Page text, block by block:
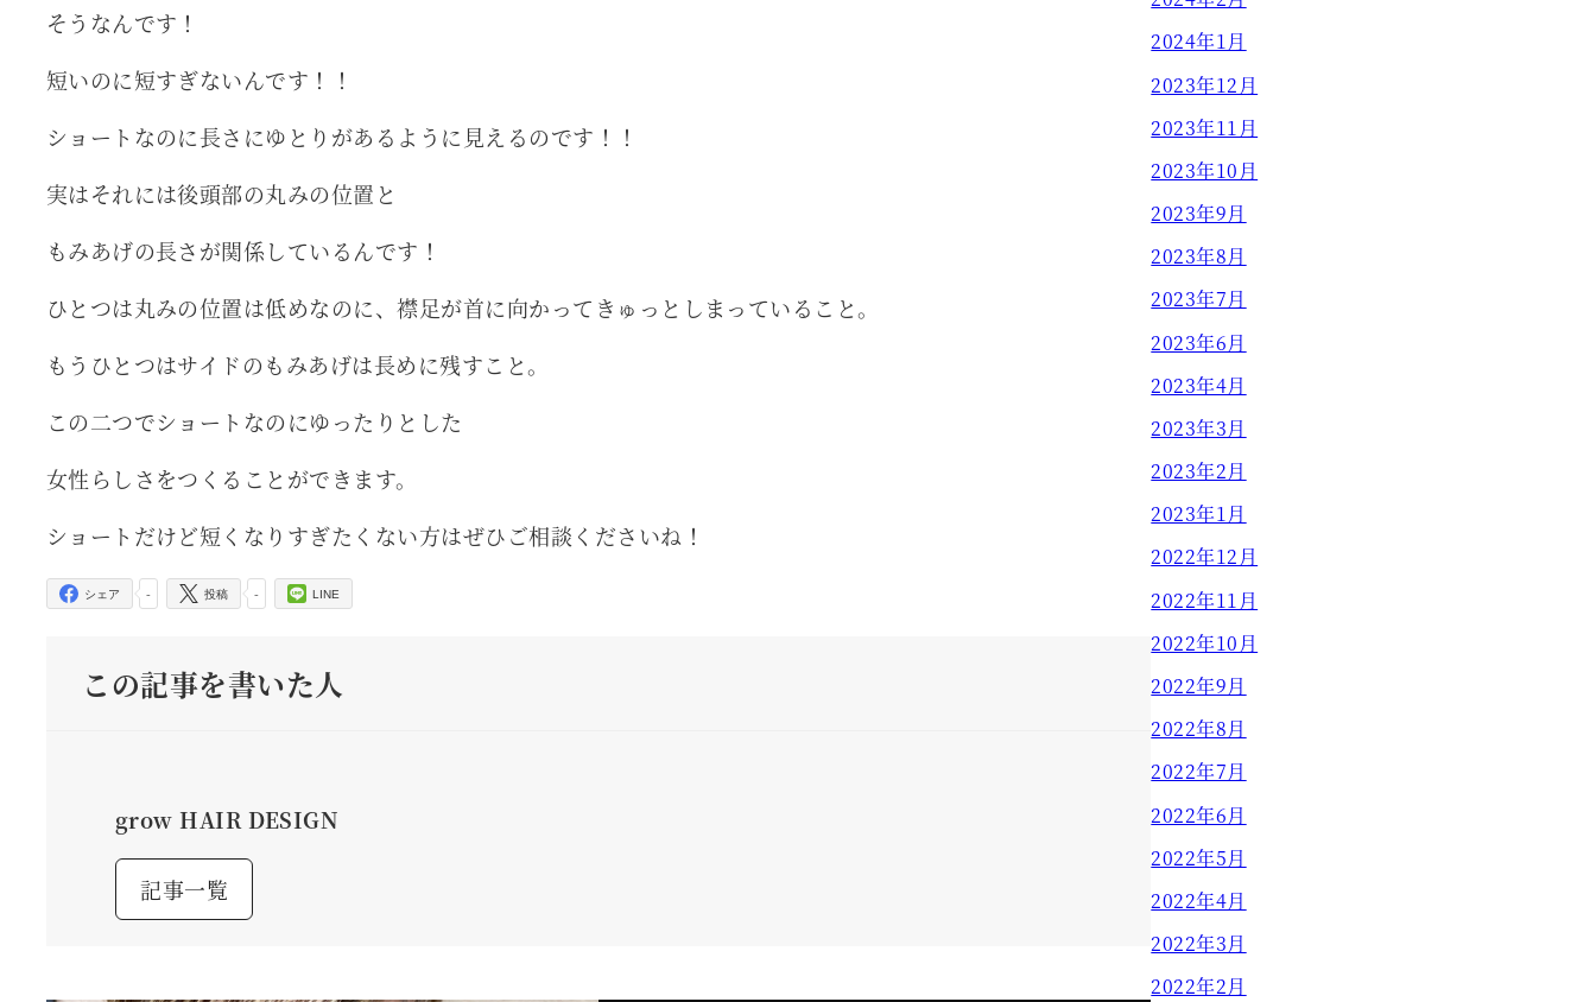
そうなんです！
短いのに短すぎないんです！！
ショートなのに長さにゆとりがあるように見えるのです！！
実はそれには後頭部の丸みの位置と
もみあげの長さが関係しているんです！
ひとつは丸みの位置は低めなのに、襟足が首に向かってきゅっとしまっていること。
もうひとつはサイドのもみあげは長めに残すこと。
この二つでショートなのにゆったりとした
女性らしさをつくることができます。
ショートだけど短くなりすぎたくない方はぜひご相談くださいね！
-
シェア -
投稿 LINE
この記事を書いた人
grow HAIR DESIGN
記事一覧
2024年1月
2023年12月
2023年11月
2023年10月
2023年9月
2023年8月
2023年7月
2023年6月
2023年4月
2023年3月
2023年2月
2023年1月
2022年12月
2022年11月
2022年10月
2022年9月
2022年8月
2022年7月
2022年6月
2022年5月
2022年4月
2022年3月
2022年2月